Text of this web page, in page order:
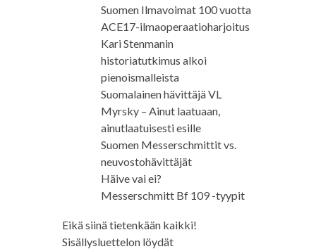
Suomen Ilmavoimat 100 vuotta
ACE17-ilmaoperaatioharjoitus
Kari Stenmanin
historiatutkimus alkoi
pienoismalleista
Suomalainen hävittäjä VL
Myrsky – Ainut laatuaan,
ainutlaatuisesti esille
Suomen Messerschmittit vs.
neuvostohävittäjät
Häive vai ei?
Messerschmitt Bf 109 -tyypit
Eikä siinä tietenkään kaikki!
Sisällysluettelon löydät